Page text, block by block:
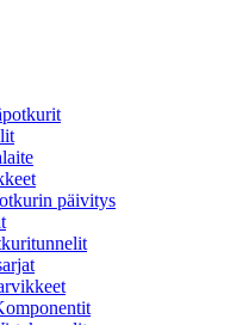
päivitys